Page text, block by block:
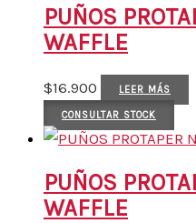
PUÑOS
WAFFLE
$16.900 LEER MÁS
CONSULTAR STOCK
PUÑOS
WAFFLE